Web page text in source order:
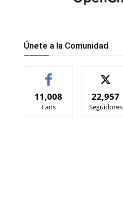
Únete a la Comunidad
11,008
Fans
22,957
Seguidores